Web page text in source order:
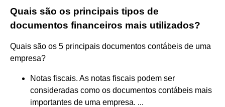
Quais são os principais tipos de
documentos financeiros mais utilizados?
Quais são os 5 principais documentos contábeis de uma
empresa?
Notas fiscais. As notas fiscais podem ser
consideradas como os documentos contábeis mais
importantes de uma empresa. ...